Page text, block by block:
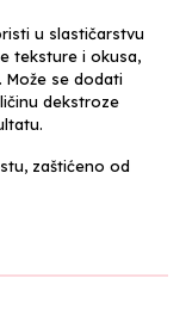
u slastičarstvu
teksture i okusa,
se dodati
dekstroze
zaštićeno od